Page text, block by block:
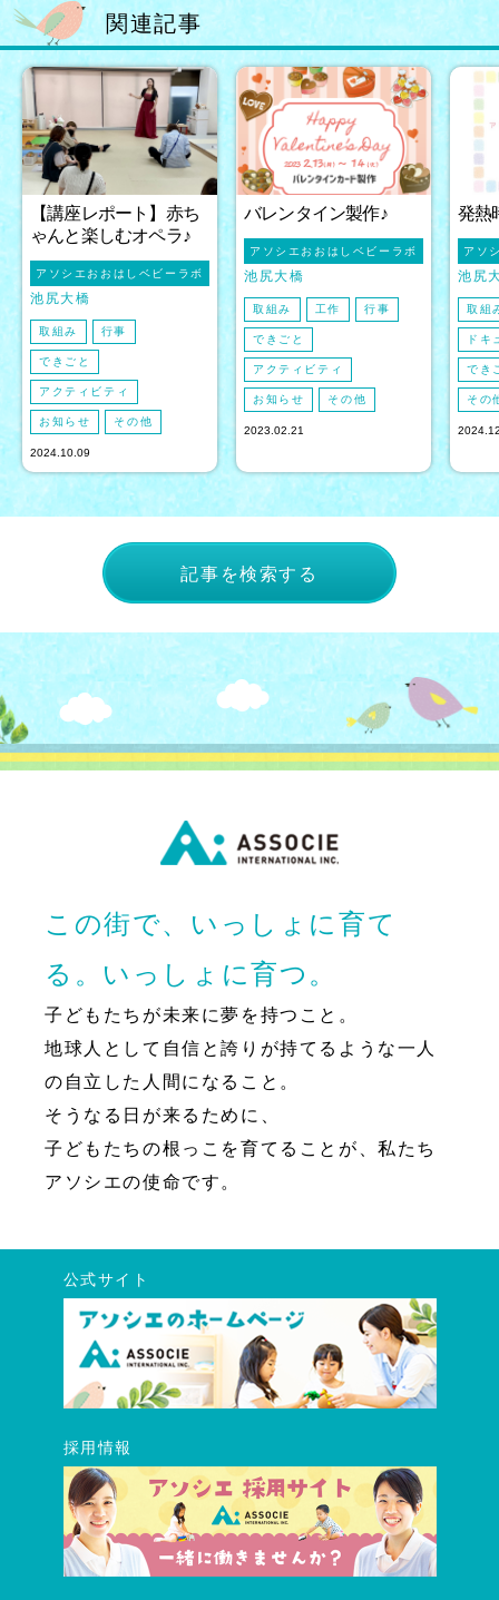
関連記事
【講座レポート】赤ち
ゃんと楽しむオペラ♪
アソシエおおはしベビーラボ
池尻大橋
取組み 行事
できごと
アクティビティ
お知らせ その他
2024.10.09
バレンタイン製作♪
アソシエおおはしベビーラボ
池尻大橋
取組み 工作 行事
できごと
アクティビティ
お知らせ その他
2023.02.21
発熱
アソ
池尻
取組
ドキ
でき
その
記事を検索する
この街で、いっしょに育て
る。いっしょに育つ。
子どもたちが未来に夢を持つこと。
地球人として自信と誇りが持てるような一人
の自立した人間になること。
そうなる日が来るために、
子どもたちの根っこを育てることが、私たち
アソシエの使命です。
公式サイト
採用情報